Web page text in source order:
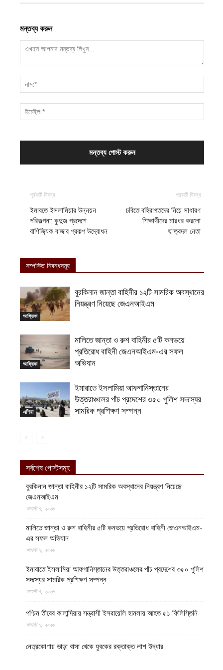
মন্তব্য করুন
পূর্ববর্তী নিবন্ধ
ইমারতে ইসলামিয়ার উন্নয়ন
পরিকল্পনা: কুন্দুজ প্রদেশে
বাণিজ্যিক বাজার প্রকল্প উদ্বোধন
পরবর্তী নিবন্ধ
চবিতে বহিরাগতদের নিয়ে সাধারণ
শিক্ষার্থীদের মারধর করলো
ছাত্রদল নেতা
সম্পর্কিত নিবন্ধসমূহ
আফ্রিকা
বুরকিনান জান্তা বাহিনীর ১২টি সামরিক অবস্থানের
নিয়ন্ত্রণ নিয়েছে জেএনআইএম
আফ্রিকা
মালিতে জান্তা ও রুশ বাহিনীর ৫টি কনভয়ে
প্রতিরোধ বাহিনী জেএনআইএম-এর সফল
অভিযান
এশিয়া
ইমারাতে ইসলামিয়া আফগানিস্তানের
উত্তরাঞ্চলের পাঁচ প্রদেশের ৩৫০ পুলিশ সদস্যের
সামরিক প্রশিক্ষণ সম্পন্ন
সর্বশেষ পোস্টসমূহ
বুরকিনান জান্তা বাহিনীর ১২টি সামরিক অবস্থানের নিয়ন্ত্রণ নিয়েছে
জেএনআইএম
আগস্ট ৭, ২০২৬
মালিতে জান্তা ও রুশ বাহিনীর ৫টি কনভয়ে প্রতিরোধ বাহিনী জেএনআইএম-
এর সফল অভিযান
আগস্ট ৭, ২০২৬
ইমারাতে ইসলামিয়া আফগানিস্তানের উত্তরাঞ্চলের পাঁচ প্রদেশের ৩৫০ পুলিশ
সদস্যের সামরিক প্রশিক্ষণ সম্পন্ন
আগস্ট ৭, ২০২৬
পশ্চিম তীরের কালান্দিয়ায় সন্ত্রাসী ইসরায়েলি হামলায় আহত ৫১ ফিলিস্তিনি
আগস্ট ৭, ২০২৬
নেত্রকোণায় ভাড়া বাসা থেকে যুবকের রক্তাক্ত লাশ উদ্ধার
আগস্ট ৭, ২০২৬